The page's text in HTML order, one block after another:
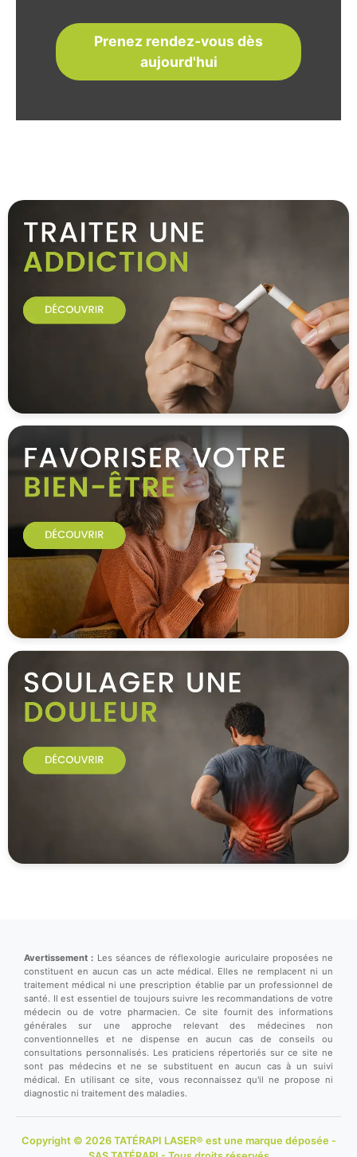
Prenez rendez-vous dès
aujourd'hui
Avertissement : Les séances de réflexologie auriculaire proposées ne
constituent en aucun cas un acte médical. Elles ne remplacent ni un
traitement médical ni une prescription établie par un professionnel de
santé. Il est essentiel de toujours suivre les recommandations de votre
médecin ou de votre pharmacien. Ce site fournit des informations
générales sur une approche relevant des médecines non
conventionnelles et ne dispense en aucun cas de conseils ou
consultations personnalisés. Les praticiens répertoriés sur ce site ne
sont pas médecins et ne se substituent en aucun cas à un suivi
médical. En utilisant ce site, vous reconnaissez qu'il ne propose ni
diagnostic ni traitement des maladies.
Copyright © 2026 TATÉRAPI LASER® est une marque déposée -